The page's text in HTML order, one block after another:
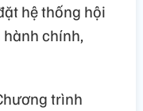
hệ thống hội
chính,
trình